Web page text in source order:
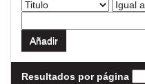
Resultados por página